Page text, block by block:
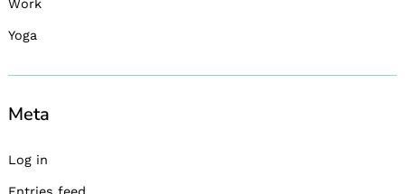
Work
Yoga
Meta
Log in
Entries feed